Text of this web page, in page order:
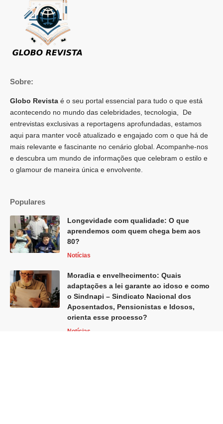
Sobre:
Globo Revista é o seu portal essencial para tudo o que está
acontecendo no mundo das celebridades, tecnologia, De
entrevistas exclusivas a reportagens aprofundadas, estamos
aqui para manter você atualizado e engajado com o que há de
mais relevante e fascinante no cenário global. Acompanhe-nos
e descubra um mundo de informações que celebram o estilo e
o glamour de maneira única e envolvente.
Populares
Longevidade com qualidade: O que
aprendemos com quem chega bem aos
80?
Notícias
Moradia e envelhecimento: Quais
adaptações a lei garante ao idoso e como
o Sindnapi – Sindicato Nacional dos
Aposentados, Pensionistas e Idosos,
orienta esse processo?
Notícias